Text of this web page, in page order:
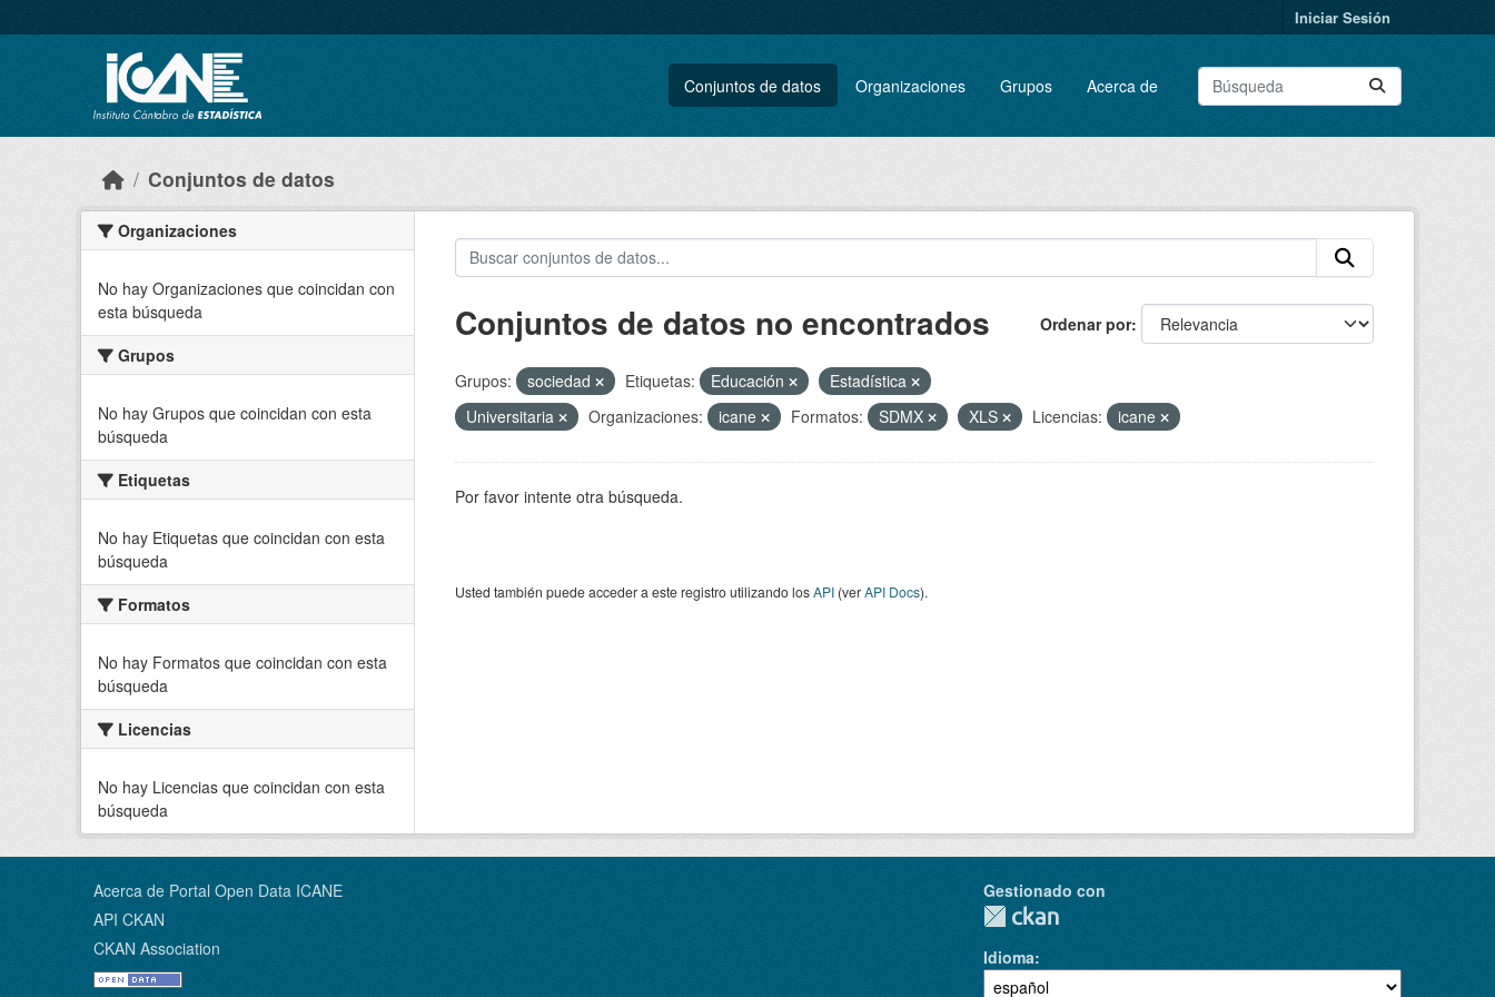
Iniciar Sesión
Conjuntos de datos Organizaciones Grupos Acerca de
Conjuntos de datos
Organizaciones
No hay Organizaciones que coincidan con
esta búsqueda
Grupos
No hay Grupos que coincidan con esta
búsqueda
Etiquetas
No hay Etiquetas que coincidan con esta
búsqueda
Formatos
No hay Formatos que coincidan con esta
búsqueda
Licencias
No hay Licencias que coincidan con esta
búsqueda
Ordenar por
Conjuntos de datos no encontrados
Grupos: sociedad Etiquetas: Educación
Estadística
Universitaria
Organizaciones: icane Formatos: SDMX XLS Licencias: icane
Por favor intente otra búsqueda.
Usted también puede acceder a este registro utilizando losAPI(verAPI Docs).
Acerca de Portal Open Data ICANE
API CKAN
CKAN Association
Gestionado con
Idioma